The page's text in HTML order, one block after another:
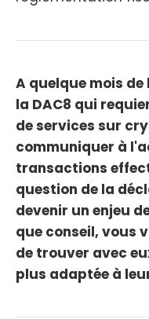
A quelque mois
la DAC8 qui
de services sur
communiquer à
transactions
question de la
devenir un enjeu
que conseil, vous
de trouver avec
plus adaptée à